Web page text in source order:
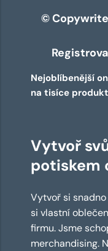
©
Nejoblíbenější
na tisíce
Vytvoř
potiskem
Vytvoř si
si vlastní
firmu. Jsme
merchandising.